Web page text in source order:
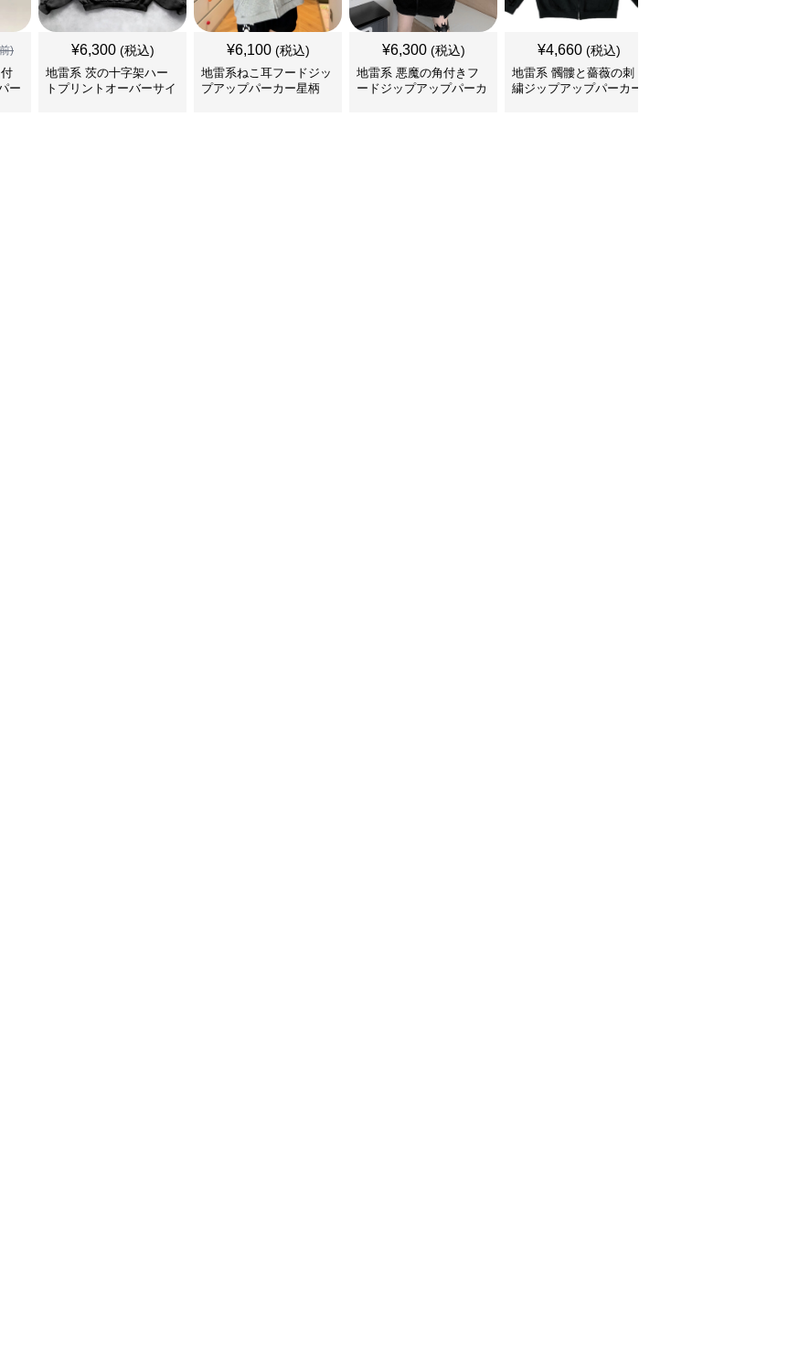
)
ー
¥6,300 (税込)
地雷系 茨の十字架ハー
トプリントオーバーサイ
¥6,100 (税込)
地雷系ねこ耳フードジッ
プアップパーカー星柄
¥6,300 (税込)
地雷系 悪魔の角付きフ
ードジップアップパーカ
¥4,660 (税込)
地雷系 髑髏と薔薇の刺
繍ジップアップパーカー